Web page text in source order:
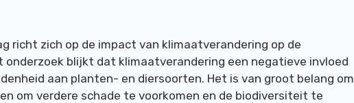
richt zich op de impact van klimaatverandering op de
blijkt dat klimaatverandering een negatieve invloed
aan planten- en diersoorten. Het is van groot belang om
om verdere schade te voorkomen en de biodiversiteit te